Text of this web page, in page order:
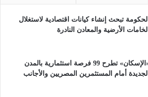
الحكومة تبحث إنشاء كيانات اقتصادية لاستغلال
الخامات الأرضية والمعادن النادرة
«الإسكان» تطرح 99 فرصة استثمارية بالمدن
الجديدة أمام المستثمرين المصريين والأجانب